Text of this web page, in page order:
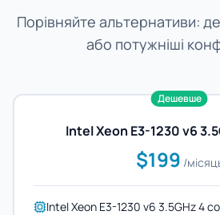
Порівняйте альтернативи:
або потужніші
Дешевше
Intel Xeon E3-1230 v6
$199 /
Intel Xeon E3-1230 v6 3.5GHz 4